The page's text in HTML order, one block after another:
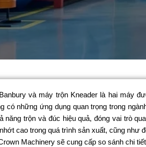
và máy trộn Kneader là hai máy
có những ứng dụng quan trọng trong
năng trộn và đúc hiệu quả, đóng vai trò
cao trong quá trình sản xuất, cũng như
Machinery sẽ cung cấp so sánh chi